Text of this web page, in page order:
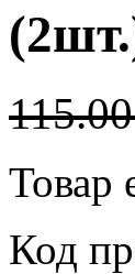
Товар
Код